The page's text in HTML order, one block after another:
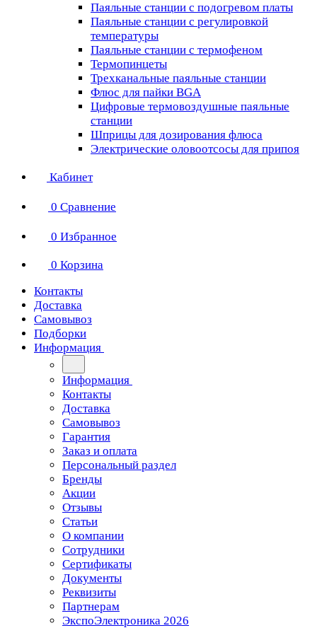
Паяльные станции с подогревом платы
Паяльные станции с регулировкой
температуры
Паяльные станции с термофеном
Термопинцеты
Трехканальные паяльные станции
Флюс для пайки BGA
Цифровые термовоздушные паяльные
станции
Шприцы для дозирования флюса
Электрические оловоотсосы для припоя
Кабинет
0 Сравнение
0 Избранное
0 Корзина
Контакты
Доставка
Самовывоз
Подборки
Информация
Информация
Контакты
Доставка
Самовывоз
Гарантия
Заказ и оплата
Персональный раздел
Бренды
Акции
Отзывы
Статьи
О компании
Сотрудники
Сертификаты
Документы
Реквизиты
Партнерам
ЭкспоЭлектроника 2026